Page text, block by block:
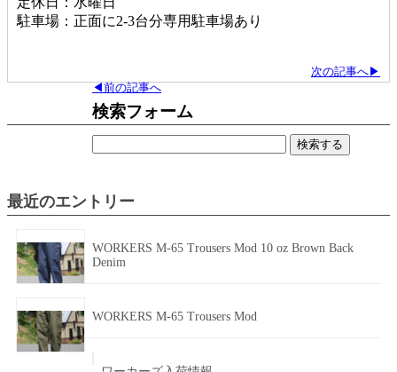
駐車場：正面に2-3台分専用駐車場あり
次の記事へ▶
◀前の記事へ
検索フォーム
最近のエントリー
WORKERS M-65 Trousers Mod 10 oz Brown Back
Denim
WORKERS M-65 Trousers Mod